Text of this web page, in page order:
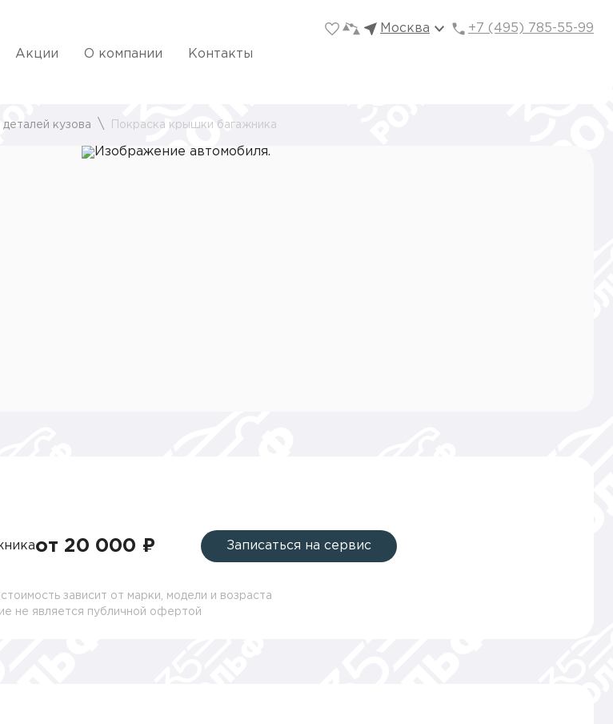
Москва +7 (495) 785-55-99
Акции О компании Контакты
деталей кузова Покраска крышки багажника
от 20 000 ₽ Записаться на сервис
зависит от марки, модели и возраста
не является публичной офертой